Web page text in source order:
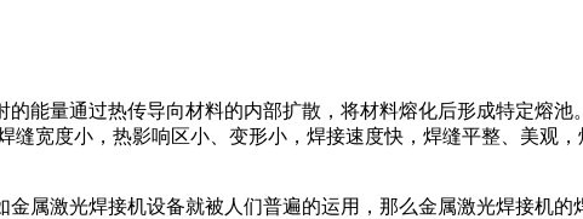
能量通过热传导向材料的内部扩散，将材料熔化后形成特定熔
宽度小，热影响区小、变形小，焊接速度快，焊缝平整、美观
属激光焊接机设备就被人们普遍的运用，那么金属激光焊接机的